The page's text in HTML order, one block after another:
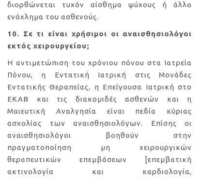
διορθώνεται τυχόν αίσθημα ψύχους ή άλλο
ενόχλημα του ασθενούς.
10. Σε τι είναι χρήσιμοι οι αναισθησιολόγοι
εκτός χειρουργείου;
Η αντιμετώπιση του χρόνιου πόνου στα Ιατρεία
Πόνου, η Εντατική Ιατρική στις Μονάδες
Εντατικής Θεραπείας, η Επείγουσα Ιατρική στο
ΕΚΑΒ και τις διακομιδές ασθενών και η
Μαιευτική Αναλγησία είναι πεδία κύριας
ασχολίας των αναισθησιολόγων. Επίσης οι
αναισθησιολόγοι βοηθούν στην
πραγματοποίηση μη χειρουργικών
θεραπευτικών επεμβάσεων [επεμβατική
ακτινολογία και καρδιολογία,